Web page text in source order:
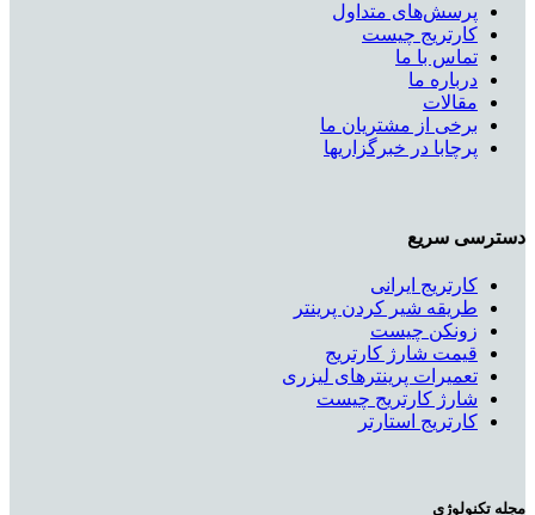
پرسش‌های متداول
کارتریج چیست
تماس با ما
درباره ما
مقالات
برخی از مشتریان ما
پرچابا در خبرگزاریها
دسترسی سریع
کارتریج ایرانی
طریقه شیر کردن پرینتر
زونکن چیست
قیمت شارژ کارتریج
تعمیرات پرینترهای لیزری
شارژ کارتریج چیست
کارتریج استارتر
مجله تکنولوژی